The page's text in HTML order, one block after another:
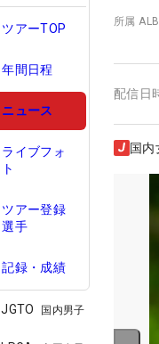
ツアーTOP
年間日程
ニュース
ライブフォ
ト
ツアー登録
選手
記録・成績
JGTO 国内男子
所属
配信日
国内